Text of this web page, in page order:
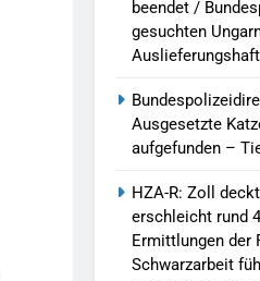
beendet /
gesuchten
Ausgesetzte
aufgefunden –
HZA-R: Zoll
erschleicht rund
Ermittlungen der
Schwarzarbeit